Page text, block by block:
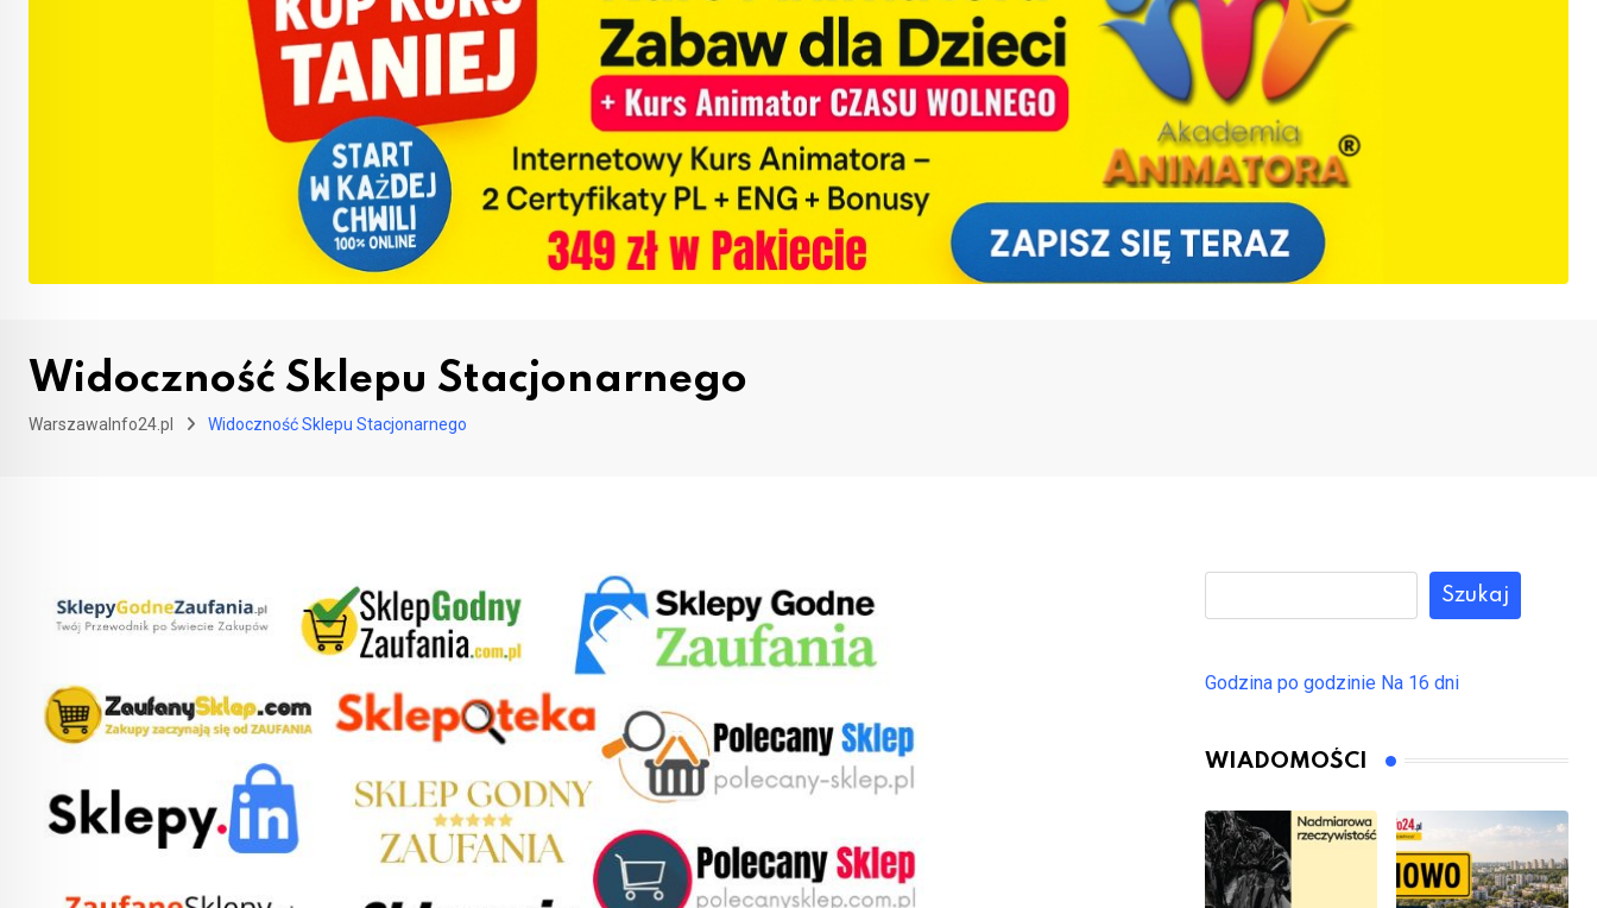
Widoczność Sklepu Stacjonarnego
WarszawaInfo24.pl Widoczność Sklepu Stacjonarnego
Szukaj
Godzina po godzinie Na 16 dni
WIADOMOŚCI